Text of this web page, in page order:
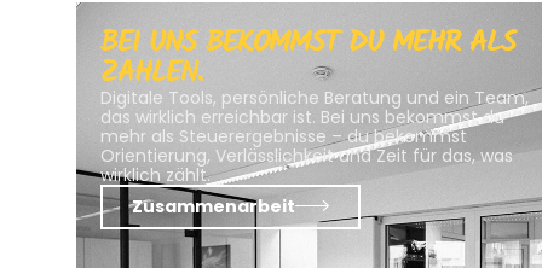
BEI UNS BEKOMMST DU MEHR ALS
ZAHLEN.
Digitale Tools, persönliche Beratung und ein Team,
das wirklich erreichbar ist. Bei uns bekommst du
mehr als Steuerergebnisse – du bekommst
Orientierung, Verlässlichkeit und Zeit für das, was
wirklich zählt.
Zusammenarbeit